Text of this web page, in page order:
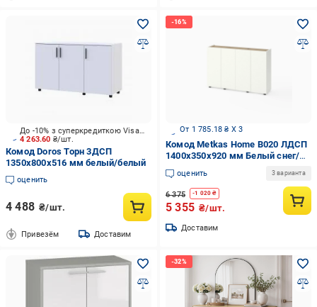
4 263.60 ₴/шт.
До -10% з суперкредиткою Visa Вигода
Комод Doros Торн 3ДСП
1350x800x516 мм белый/белый
оценить
4 488 ₴/шт.
Привезём Доставим
От 1 785.18 ₴ X 3
Комод Metkas Home B020 ЛДСП
1400x350x920 мм Белый снег/
Дуб Артизан
оценить 3 варианта
6 375 -1 020 ₴
5 355 ₴/шт.
Доставим